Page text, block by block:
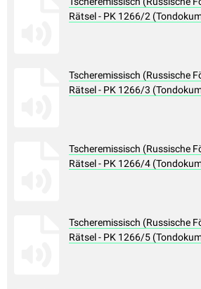
Rätsel - PK 1266/2
Tscheremissisch (Russische
Rätsel - PK 1266/3
Tscheremissisch (Russische
Rätsel - PK 1266/4
Tscheremissisch (Russische
Rätsel - PK 1266/5